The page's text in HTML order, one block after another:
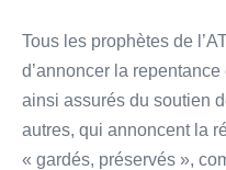
Tous les prophètes de
d’annoncer la
ainsi assurés du soutien
autres, qui annoncent la
« gardés, préservés »,